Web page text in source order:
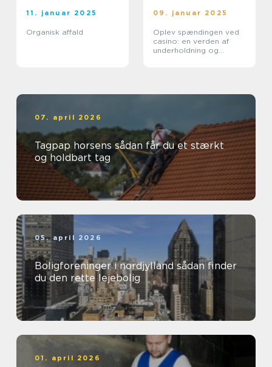
11. januar 2025
Organisk affald
09. januar 2025
Oplev spændingen ved
casino: en verden af
underholdning og
07. april 2026
Tagpap horsens sådan får du et stærkt
og holdbart tag
05. april 2026
Boligforeninger i nordjylland sådan finder
du den rette lejebolig
01. april 2026